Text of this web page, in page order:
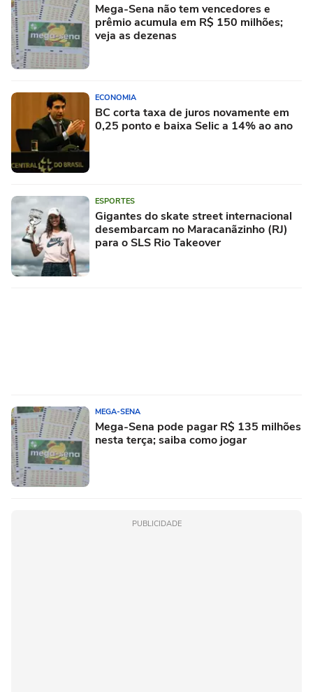
Mega-Sena não tem vencedores e
prêmio acumula em R$ 150 milhões;
veja as dezenas
ECONOMIA
BC corta taxa de juros novamente em
0,25 ponto e baixa Selic a 14% ao ano
ESPORTES
Gigantes do skate street internacional
desembarcam no Maracanãzinho (RJ)
para o SLS Rio Takeover
MEGA-SENA
Mega-Sena pode pagar R$ 135 milhões
nesta terça; saiba como jogar
PUBLICIDADE